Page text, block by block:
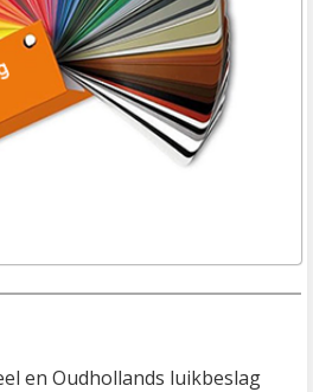
en Oudhollands luikbeslag